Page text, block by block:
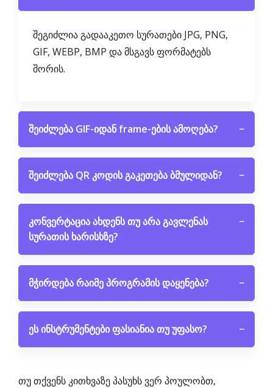
შეგიძლია გადააკეთო სურათები JPG, PNG,
GIF, WEBP, BMP და მსგავს ფორმატებს
შორის.
შეიძლება GIF-იდან frame-ების ამოღება? −
შეიძლება QR კოდის გაკეთება ბმულიდან? −
კონვერტაცია ახდენს თუ არა გავლენას
სურათის ხარისხზე?
−
მჭირდება რაიმე პროგრამის დაყენება? −
ეს ინსტრუმენტები ფასიანია თუ უფასო? −
თუ თქვენს კითხვაზე პასუხს ვერ პოულობთ,